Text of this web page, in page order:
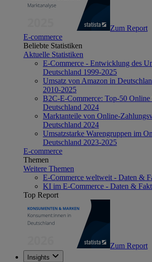
Zum Report
E-commerce
Beliebte Statistiken
Aktuelle Statistiken
E-Commerce - Entwicklung des
Deutschland 1999-2025
Umsatz von Amazon in
2010-2025
B2C-E-Commerce: Top-50 Online
Deutschland 2024
Marktanteile von Online-
Deutschland 2024
Umsatzstarke Warengruppen im
Deutschland 2023-2025
E-commerce
Themen
Weitere Themen
E-Commerce weltweit - Daten &
KI im E-Commerce - Daten &
Top Report
Zum Report
Insights